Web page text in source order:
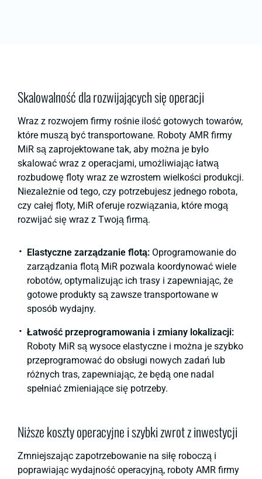
Skalowalność dla rozwijających się operacji
Wraz z rozwojem firmy rośnie ilość gotowych towarów,
które muszą być transportowane. Roboty AMR firmy
MiR są zaprojektowane tak, aby można je było
skalować wraz z operacjami, umożliwiając łatwą
rozbudowę floty wraz ze wzrostem wielkości produkcji.
Niezależnie od tego, czy potrzebujesz jednego robota,
czy całej floty, MiR oferuje rozwiązania, które mogą
rozwijać się wraz z Twoją firmą.
Elastyczne zarządzanie flotą: Oprogramowanie do
zarządzania flotą MiR pozwala koordynować wiele
robotów, optymalizując ich trasy i zapewniając, że
gotowe produkty są zawsze transportowane w
sposób wydajny.
Łatwość przeprogramowania i zmiany lokalizacji:
Roboty MiR są wysoce elastyczne i można je szybko
przeprogramować do obsługi nowych zadań lub
różnych tras, zapewniając, że będą one nadal
spełniać zmieniające się potrzeby.
Niższe koszty operacyjne i szybki zwrot z inwestycji
Zmniejszając zapotrzebowanie na siłę roboczą i
poprawiając wydajność operacyjną, roboty AMR firmy